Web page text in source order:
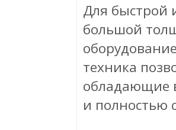
Для быстрой
большой
техника
обладающие
и полностью